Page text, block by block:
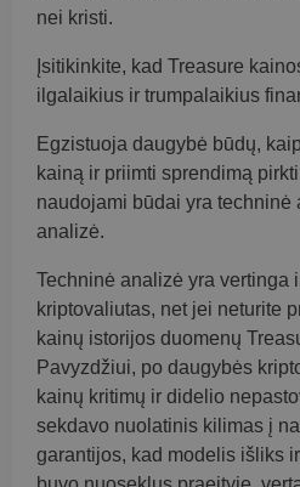
nei kristi.
Įsitikinkite, kad Treasure
ilgalaikius ir trumpalaikius
Egzistuoja daugybė būdų,
kainą ir priimti sprendimą
naudojami būdai yra techninė
analizė.
Techninė analizė yra vertinga
kriptovaliutas, net jei neturite
kainų istorijos duomenų
Pavyzdžiui, po daugybės
kainų kritimų ir didelio
sekdavo nuolatinis kilimas į
garantijos, kad modelis išliks